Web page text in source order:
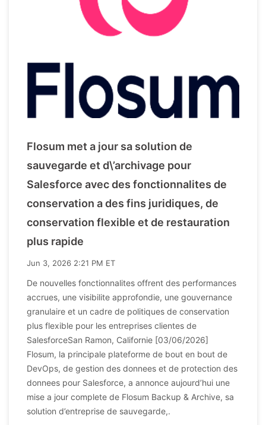
Flosum met a jour sa solution de
sauvegarde et d\’archivage pour
Salesforce avec des fonctionnalites de
conservation a des fins juridiques, de
conservation flexible et de restauration
plus rapide
Jun 3, 2026 2:21 PM ET
De nouvelles fonctionnalites offrent des performances
accrues, une visibilite approfondie, une gouvernance
granulaire et un cadre de politiques de conservation
plus flexible pour les entreprises clientes de
SalesforceSan Ramon, Californie [03/06/2026]
Flosum, la principale plateforme de bout en bout de
DevOps, de gestion des donnees et de protection des
donnees pour Salesforce, a annonce aujourd’hui une
mise a jour complete de Flosum Backup & Archive, sa
solution d’entreprise de sauvegarde,.